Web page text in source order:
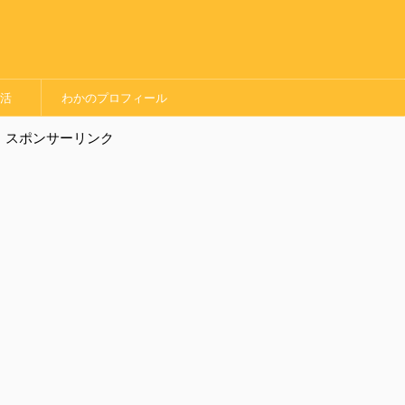
わかのプロフィール
スポンサーリンク